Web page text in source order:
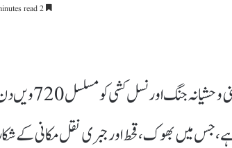
غزہ :(اردودنیا.اِن/ایجنسیز)قابض اسرائیلی فوج نے فلسطینی عوام کے خلاف اپنی وحشیانہ جنگ
ہے، جس میں بھوک، قحط اور جبری نقل مکانی کے